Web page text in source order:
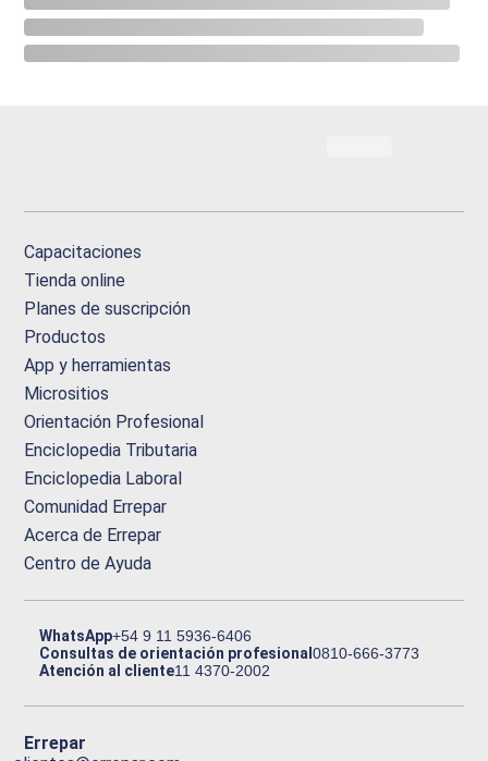
Capacitaciones
Tienda online
Planes de suscripción
Productos
App y herramientas
Micrositios
Orientación Profesional
Enciclopedia Tributaria
Enciclopedia Laboral
Comunidad Errepar
Acerca de Errepar
Centro de Ayuda
WhatsApp+54 9 11 5936-6406
Consultas de orientación profesional0810-666-3773
Atención al cliente11 4370-2002
Errepar